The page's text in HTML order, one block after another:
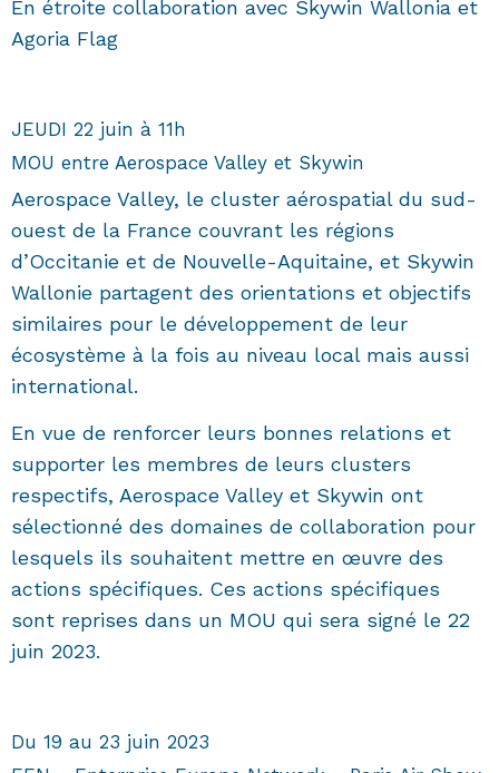
En étroite collaboration avec Skywin Wallonia et
Agoria Flag
JEUDI 22 juin à 11h
MOU entre Aerospace Valley et Skywin
Aerospace Valley, le cluster aérospatial du sud-
ouest de la France couvrant les régions
d’Occitanie et de Nouvelle-Aquitaine, et Skywin
Wallonie partagent des orientations et objectifs
similaires pour le développement de leur
écosystème à la fois au niveau local mais aussi
international.
En vue de renforcer leurs bonnes relations et
supporter les membres de leurs clusters
respectifs, Aerospace Valley et Skywin ont
sélectionné des domaines de collaboration pour
lesquels ils souhaitent mettre en œuvre des
actions spécifiques. Ces actions spécifiques
sont reprises dans un MOU qui sera signé le 22
juin 2023.
Du 19 au 23 juin 2023